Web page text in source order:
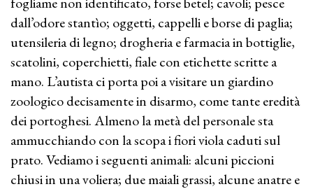
dall’odore stantìo; oggetti, cappelli e borse di paglia;
utensileria di legno; drogheria e farmacia in bottiglie,
scatolini, coperchietti, fiale con etichette scritte a
mano. L’autista ci porta poi a visitare un giardino
zoologico decisamente in disarmo, come tante eredità
dei portoghesi. Almeno la metà del personale sta
ammucchiando con la scopa i fiori viola caduti sul
prato. Vediamo i seguenti animali: alcuni piccioni
chiusi in una voliera; due maiali grassi, alcune anatre e